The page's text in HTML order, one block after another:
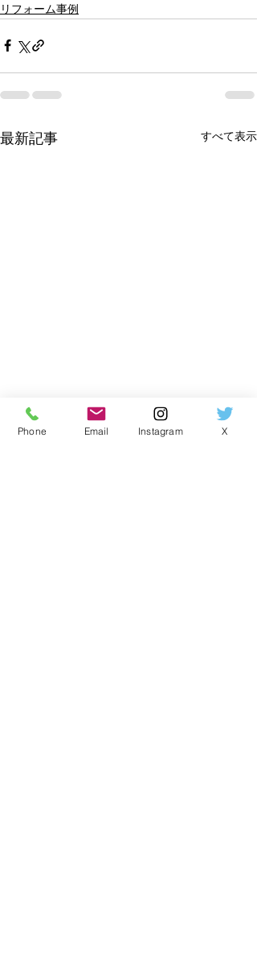
リフォーム事例
最新記事 すべて表示
Phone Email Instagram X